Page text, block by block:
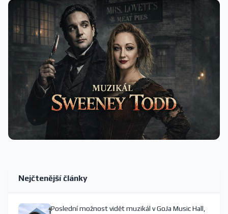
Nejčtenější články
Poslední možnost vidět muzikál v GoJa Music Hall,